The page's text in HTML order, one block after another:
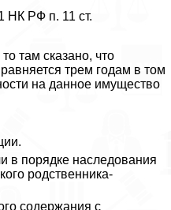
НК РФ п. 11 ст.
там сказано, что
трем годам в том
на данное имущество
в порядке наследования
родственника-
содержания с